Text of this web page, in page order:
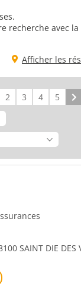
recherche avec la
Afficher les
2 3 4 5
SAINT DIE DES